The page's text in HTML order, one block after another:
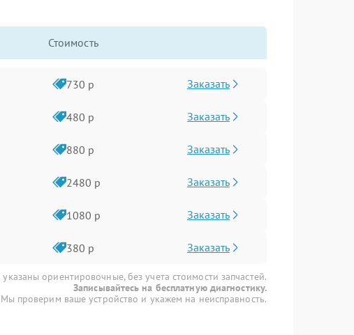
Стоимость
730 р Заказать
480 р Заказать
880 р Заказать
2480 р Заказать
1080 р Заказать
380 р Заказать
ориентировочные, без учета стоимости запчастей.
Записывайтесь на бесплатную диагностику.
Мы проверим ваше устройство и укажем на неисправность.